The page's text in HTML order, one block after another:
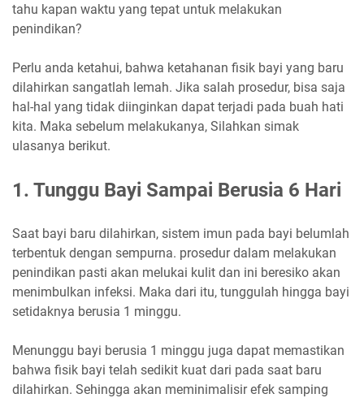
tahu kapan waktu yang tepat untuk melakukan
penindikan?
Perlu anda ketahui, bahwa ketahanan fisik bayi yang baru
dilahirkan sangatlah lemah. Jika salah prosedur, bisa saja
hal-hal yang tidak diinginkan dapat terjadi pada buah hati
kita. Maka sebelum melakukanya, Silahkan simak
ulasanya berikut.
1. Tunggu Bayi Sampai Berusia 6 Hari
Saat bayi baru dilahirkan, sistem imun pada bayi belumlah
terbentuk dengan sempurna. prosedur dalam melakukan
penindikan pasti akan melukai kulit dan ini beresiko akan
menimbulkan infeksi. Maka dari itu, tunggulah hingga bayi
setidaknya berusia 1 minggu.
Menunggu bayi berusia 1 minggu juga dapat memastikan
bahwa fisik bayi telah sedikit kuat dari pada saat baru
dilahirkan. Sehingga akan meminimalisir efek samping